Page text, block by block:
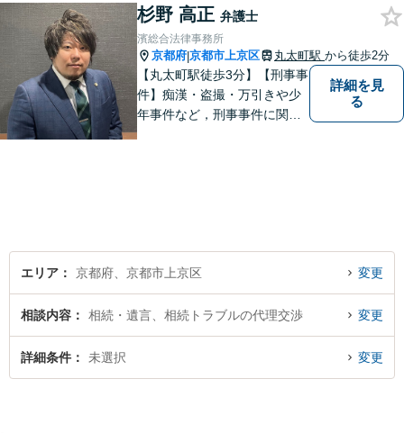
ちろんのこと、皆様が持たれ
ている不安を少しでも解消し
てまいりたいと考えていま
す。
杉野 高正 弁護士
濱総合法律事務所
京都府|京都市上京区 丸太町駅 から徒歩2分
【丸太町駅徒歩3分】【刑事事
件】痴漢・盗撮・万引きや少
年事件など，刑事事件に関す
ています。
詳細を見
る
エリア 京都府、京都市上京区 変更
相談内容 相続・遺言、相続トラブルの代理交渉 変更
詳細条件 未選択 変更